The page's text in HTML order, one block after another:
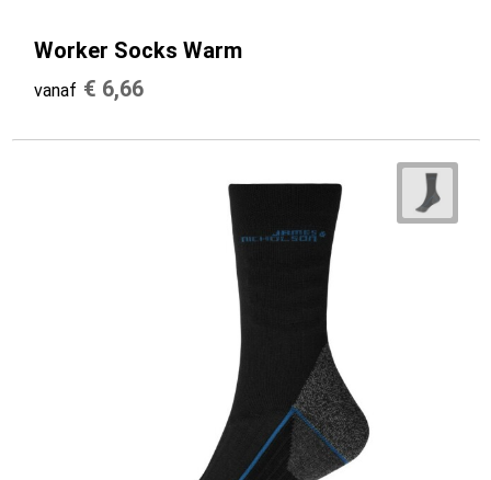
Worker Socks Warm
vanaf € 6,66